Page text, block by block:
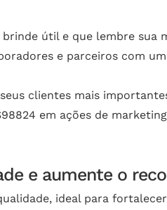
útil e que lembre sua
e parceiros com
clientes mais
em ações de
e aumente o
ideal para